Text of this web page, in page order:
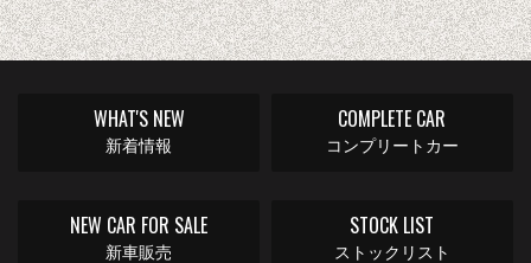
WHAT'S NEW
新着情報
COMPLETE CAR
コンプリートカー
NEW CAR FOR SALE
新車販売
STOCK LIST
ストックリスト